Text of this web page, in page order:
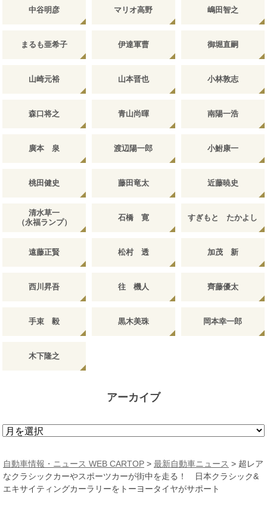
中谷明彦 マリオ高野 嶋田智之
まるも亜希子 伊達軍曹 御堀直嗣
山崎元裕 山本晋也 小林敦志
森口将之 青山尚暉 南陽一浩
廣本 泉 渡辺陽一郎 小鮒康一
桃田健史 藤田竜太 近藤暁史
清水草一
（永福ランプ）
石橋 寛 すぎもと たかよし
遠藤正賢 松村 透 加茂 新
西川昇吾 往 機人 齊藤優太
手束 毅 黒木美珠 岡本幸一郎
木下隆之
アーカイブ
ア
カ
イ
ブ
自動車情報・ニュース WEB CARTOP > 最新自動車ニュース > 超レア
なクラシックカーやスポーツカーが街中を走る！ 日本クラシック&
エキサイティングカーラリーをトーヨータイヤがサポート